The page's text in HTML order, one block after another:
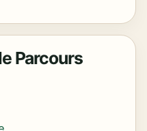
Parcours